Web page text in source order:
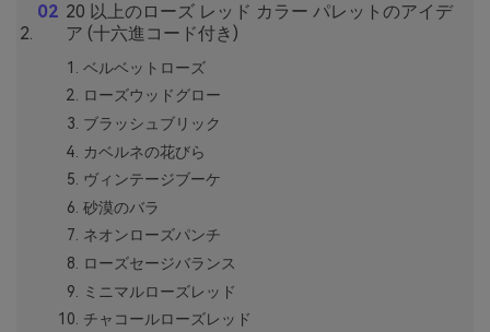
20 以上のローズ レッド カラー パレットのアイデ
ア (十六進コード付き)
ベルベットローズ
ローズウッドグロー
ブラッシュブリック
カベルネの花びら
ヴィンテージブーケ
砂漠のバラ
ネオンローズパンチ
ローズセージバランス
ミニマルローズレッド
チャコールローズレッド